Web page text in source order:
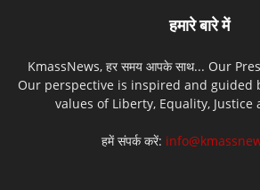
हमारे बारे में
KmassNews, हर समय आपके साथ... Our
Our perspective is inspired and guided
values of Liberty, Equality, Justice
हमें संपर्क करें: